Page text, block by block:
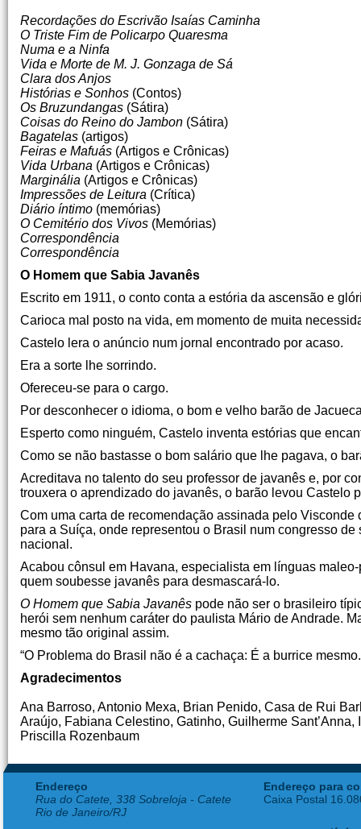
Recordações do Escrivão Isaías Caminha
O Triste Fim de Policarpo Quaresma
Numa e a Ninfa
Vida e Morte de M. J. Gonzaga de Sá
Clara dos Anjos
Histórias e Sonhos (Contos)
Os Bruzundangas (Sátira)
Coisas do Reino do Jambon (Sátira)
Bagatelas (artigos)
Feiras e Mafuás (Artigos e Crônicas)
Vida Urbana (Artigos e Crônicas)
Marginália (Artigos e Crônicas)
Impressões de Leitura (Crítica)
Diário íntimo (memórias)
O Cemitério dos Vivos (Memórias)
Correspondência
Correspondência
O Homem que Sabia Javanês
Escrito em 1911, o conto conta a estória da ascensão e
Carioca mal posto na vida, em momento de muita
Castelo lera o anúncio num jornal encontrado por acaso.
Era a sorte lhe sorrindo.
Ofereceu-se para o cargo.
Por desconhecer o idioma, o bom e velho barão de
Esperto como ninguém, Castelo inventa estórias que
Como se não bastasse o bom salário que lhe pagava, o
Acreditava no talento do seu professor de javanês e, por
trouxera o aprendizado do javanês, o barão levou Castelo
Com uma carta de recomendação assinada pelo
para a Suíça, onde representou o Brasil num congresso
nacional.
Acabou cônsul em Havana, especialista em línguas
quem soubesse javanês para desmascará-lo.
O Homem que Sabia Javanês pode não ser o brasileiro
herói sem nenhum caráter do paulista Mário de Andrade.
mesmo tão original assim.
“O Problema do Brasil não é a cachaça: É a burrice
Agradecimentos
Ana Barroso, Antonio Mexa, Brian Penido, Casa de Rui
Araújo, Fabiana Celestino, Gatinho, Guilherme
Priscilla Rozenbaum
Endereço
Rua do Catete, 338 Sobreloja - Catete
Rio de Janeiro/RJ
Endereço para
Caixa Postal